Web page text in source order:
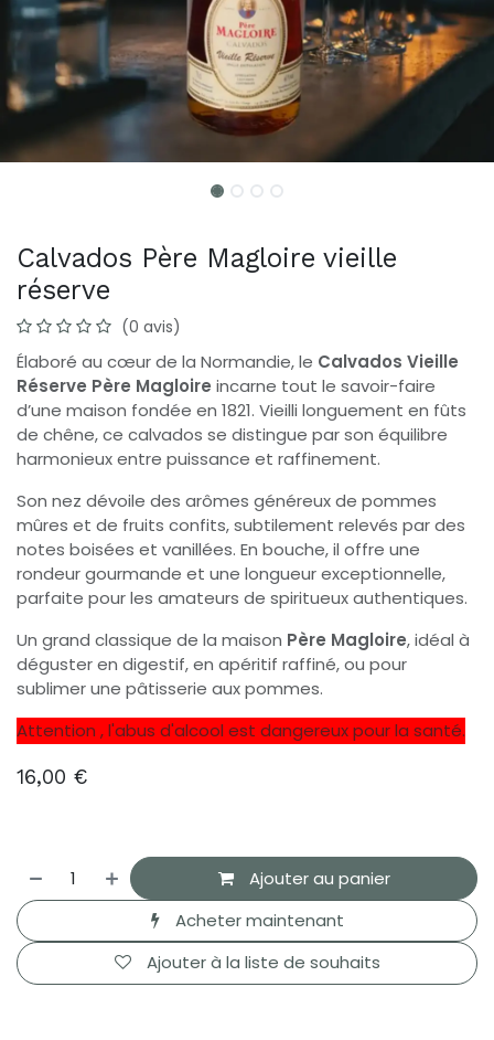
Calvados Père Magloire vieille
réserve
(0 avis)
Élaboré au cœur de la Normandie, le Calvados Vieille
Réserve Père Magloire incarne tout le savoir-faire
d’une maison fondée en 1821. Vieilli longuement en fûts
de chêne, ce calvados se distingue par son équilibre
harmonieux entre puissance et raffinement.
Son nez dévoile des arômes généreux de pommes
mûres et de fruits confits, subtilement relevés par des
notes boisées et vanillées. En bouche, il offre une
rondeur gourmande et une longueur exceptionnelle,
parfaite pour les amateurs de spiritueux authentiques.
Un grand classique de la maison Père Magloire, idéal à
déguster en digestif, en apéritif raffiné, ou pour
sublimer une pâtisserie aux pommes.
Attention , l'abus d'alcool est dangereux pour la santé.
16,00 €
Ajouter au panier
Acheter maintenant
Ajouter à la liste de souhaits